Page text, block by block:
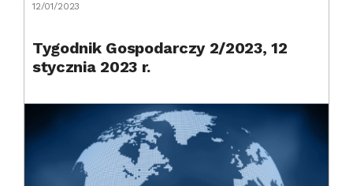
12/01/2023
Tygodnik Gospodarczy 2/2023, 12
stycznia 2023 r.